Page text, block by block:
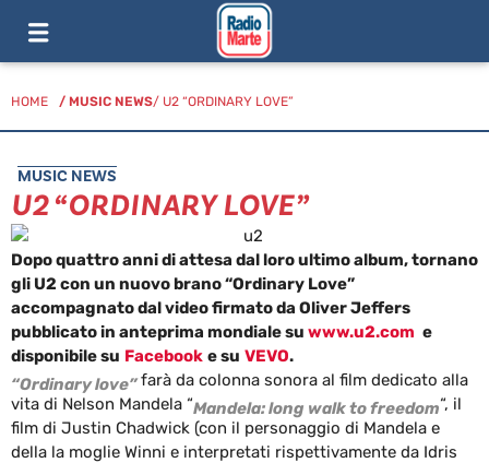
HOME / MUSIC NEWS/ U2 “ORDINARY LOVE”
MUSIC NEWS
U2 “ORDINARY LOVE”
Dopo quattro anni di attesa dal loro ultimo album, tornano
gli U2 con un nuovo brano “Ordinary Love”
accompagnato dal video firmato da Oliver Jeffers
pubblicato in anteprima mondiale su www.u2.com e
disponibile su Facebook e su VEVO.
“Ordinary love”farà da colonna sonora al film dedicato alla
vita di Nelson Mandela “Mandela: long walk to freedom“, il
film di Justin Chadwick (con il personaggio di Mandela e
della la moglie Winni e interpretati rispettivamente da Idris